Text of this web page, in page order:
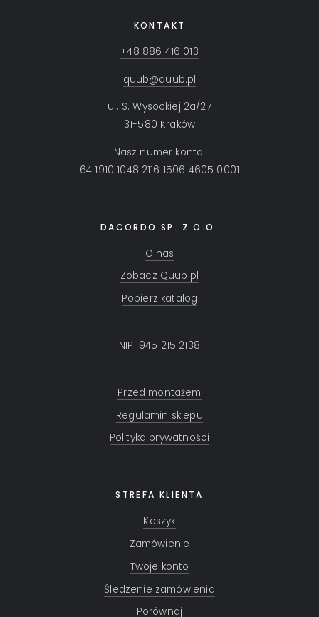
KONTAKT
+48 886 416 013
quub@quub.pl
ul. S. Wysockiej 2a/27
31-580 Kraków
Nasz numer konta:
64 1910 1048 2116 1506 4605 0001
DACORDO SP. Z O.O.
O nas
Zobacz Quub.pl
Pobierz katalog
NIP: 945 215 2138
Przed montażem
Regulamin sklepu
Polityka prywatności
STREFA KLIENTA
Koszyk
Zamówienie
Twoje konto
Śledzenie zamówienia
Porównaj